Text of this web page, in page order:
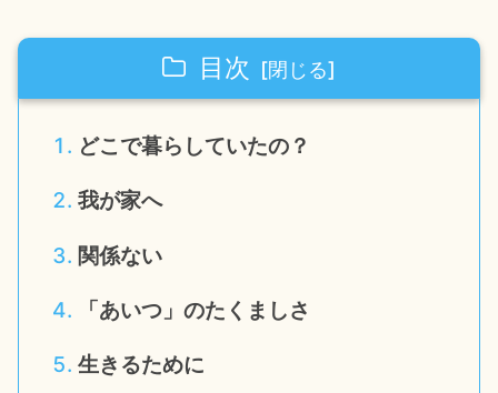
目次
どこで暮らしていたの？
我が家へ
関係ない
「あいつ」のたくましさ
生きるために